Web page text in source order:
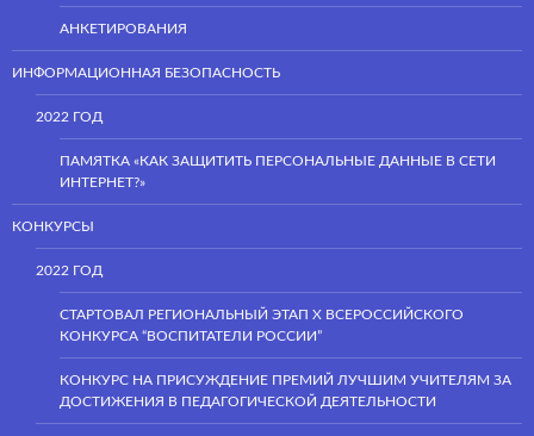
АНКЕТИРОВАНИЯ
ИНФОРМАЦИОННАЯ БЕЗОПАСНОСТЬ
2022 ГОД
ПАМЯТКА «КАК ЗАЩИТИТЬ ПЕРСОНАЛЬНЫЕ ДАННЫЕ В СЕТИ
ИНТЕРНЕТ?»
КОНКУРСЫ
2022 ГОД
СТАРТОВАЛ РЕГИОНАЛЬНЫЙ ЭТАП Х ВСЕРОССИЙСКОГО
КОНКУРСА “ВОСПИТАТЕЛИ РОССИИ”
КОНКУРС НА ПРИСУЖДЕНИЕ ПРЕМИЙ ЛУЧШИМ УЧИТЕЛЯМ ЗА
ДОСТИЖЕНИЯ В ПЕДАГОГИЧЕСКОЙ ДЕЯТЕЛЬНОСТИ